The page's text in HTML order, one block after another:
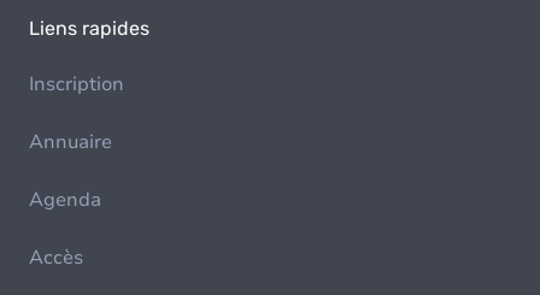
Liens rapides
Inscription
Annuaire
Agenda
Accès